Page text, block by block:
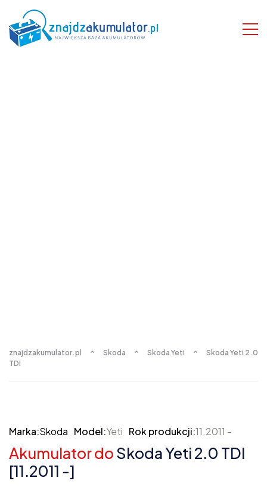
znajdzakumulator.pl Skoda Skoda Yeti
Skoda Yeti 2.0
TDI
Marka:Skoda Model:Yeti Rok produkcji:11.2011 -
Akumulator doSkoda Yeti 2.0 TDI
[11.2011 -]